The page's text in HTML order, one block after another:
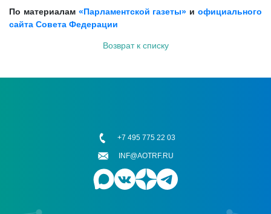
По материалам «Парламентской газеты» иофициального
сайта Совета Федерации
Возврат к списку
+7 495 775 22 03
INF@AOTRF.RU